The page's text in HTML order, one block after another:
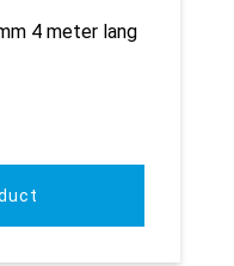
4 meter lang